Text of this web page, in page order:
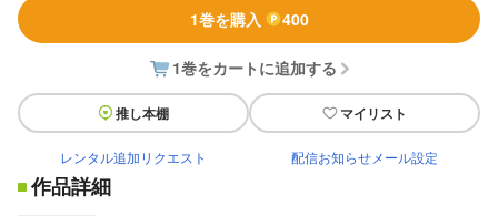
1巻を購入 400
1巻をカートに追加する
推し本棚 マイリスト
レンタル追加リクエスト 配信お知らせメール設定
作品詳細